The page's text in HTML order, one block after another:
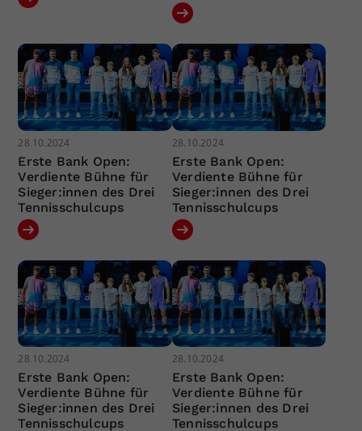
28.10.2024
Erste Bank Open:
Verdiente Bühne für
Sieger:innen des Drei
Tennisschulcups
28.10.2024
Erste Bank Open:
Verdiente Bühne für
Sieger:innen des Drei
Tennisschulcups
28.10.2024
Erste Bank Open:
Verdiente Bühne für
Sieger:innen des Drei
Tennisschulcups
28.10.2024
Erste Bank Open:
Verdiente Bühne für
Sieger:innen des Drei
Tennisschulcups